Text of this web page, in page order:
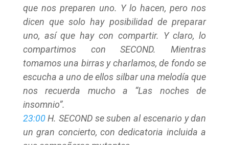
que nos preparen uno. Y lo hacen, pero nos
dicen que solo hay posibilidad de preparar
uno, así que hay con compartir. Y claro, lo
compartimos con SECOND. Mientras
tomamos una birras y charlamos, de fondo se
escucha a uno de ellos silbar una melodía que
nos recuerda mucho a “Las noches de
insomnio”.
23:00H. SECOND se suben al escenario y dan
un gran concierto, con dedicatoria incluida a